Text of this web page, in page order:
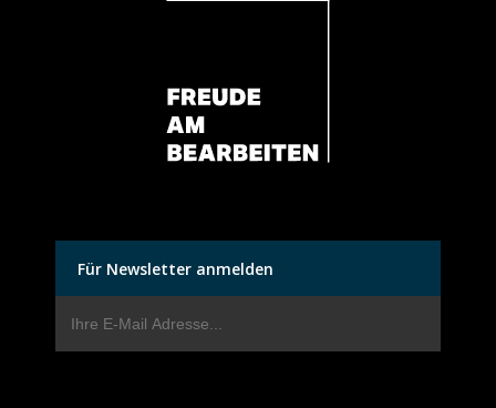
Für Newsletter anmelden